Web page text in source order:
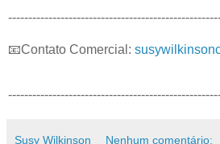
📧Contato Comercial:
Susy Wilkinson Nenhum comentário: